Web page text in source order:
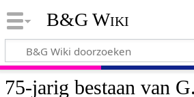
B&G Wiki
75-jarig bestaan van